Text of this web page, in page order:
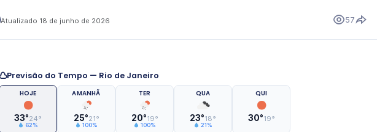
Atualizado 18 de junho de 2026 57
Previsão do Tempo — Rio de Janeiro
HOJE
33°24°
62%
AMANHÃ
25°21°
100%
TER
20°19°
100%
QUA
23°18°
21%
QUI
30°19°